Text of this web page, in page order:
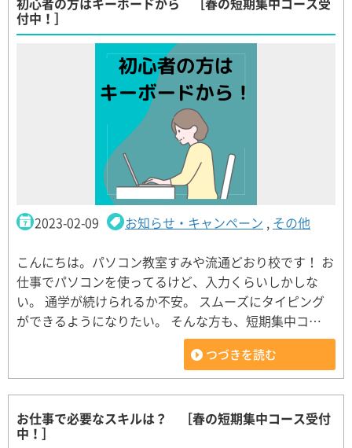
付中！］
2023-02-09 お知らせ・キャンペーン , その他
こんにちは。パソコン教室すみや流通どおり校です！ お
仕事でパソコンを使ってるけど、入力くらいしかしな
い。 通学が続けられるか不安。 スムーズにタイピング
ができるようになりたい。 そんな方も、短期集中コ…
つづきを読む
お仕事で必要なスキルは？ ［春の短期集中コース受付
中！］